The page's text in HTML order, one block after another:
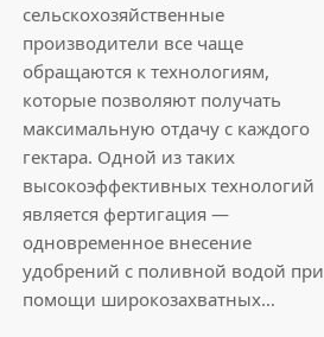
сельскохозяйственные
производители все чаще
обращаются к технологиям,
которые позволяют получать
максимальную отдачу с каждого
гектара. Одной из таких
высокоэффективных технологий
является фертигация —
одновременное внесение
удобрений с поливной водой при
помощи широкозахватных…